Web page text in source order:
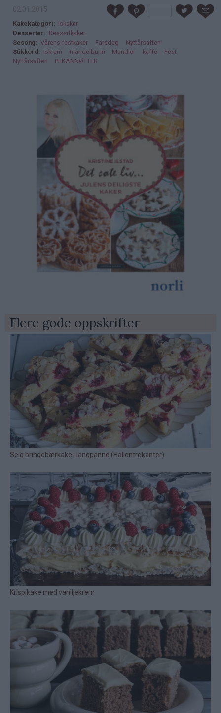
Kakekategori
Iskaker
Desserter
Dessertkaker
Sesong
Vårens festkaker Farsdag
Nyttårsaften
Stikkord
Iskrem mandelbunn Mandler kaffe
Fest
Nyttårsaften
PEKANNØTTER